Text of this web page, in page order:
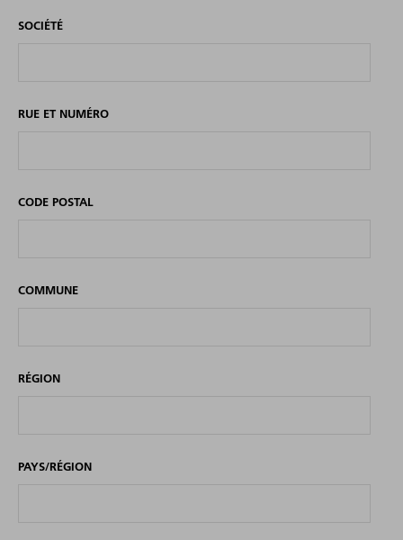
SOCIÉTÉ
RUE ET NUMÉRO
CODE POSTAL
COMMUNE
RÉGION
PAYS/RÉGION